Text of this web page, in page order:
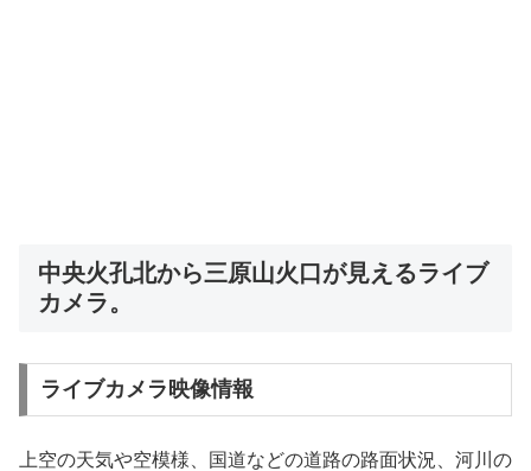
中央火孔北から三原山火口が見えるライブ
カメラ。
ライブカメラ映像情報
上空の天気や空模様、国道などの道路の路面状況、河川の